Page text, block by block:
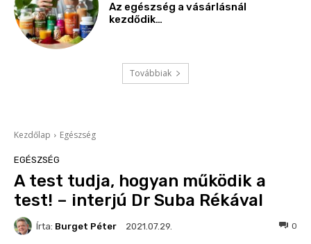
Az egészség a vásárlásnál
kezdődik…
Továbbiak